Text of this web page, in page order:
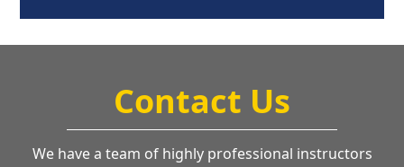
Contact Us
We have a team of highly professional instructors